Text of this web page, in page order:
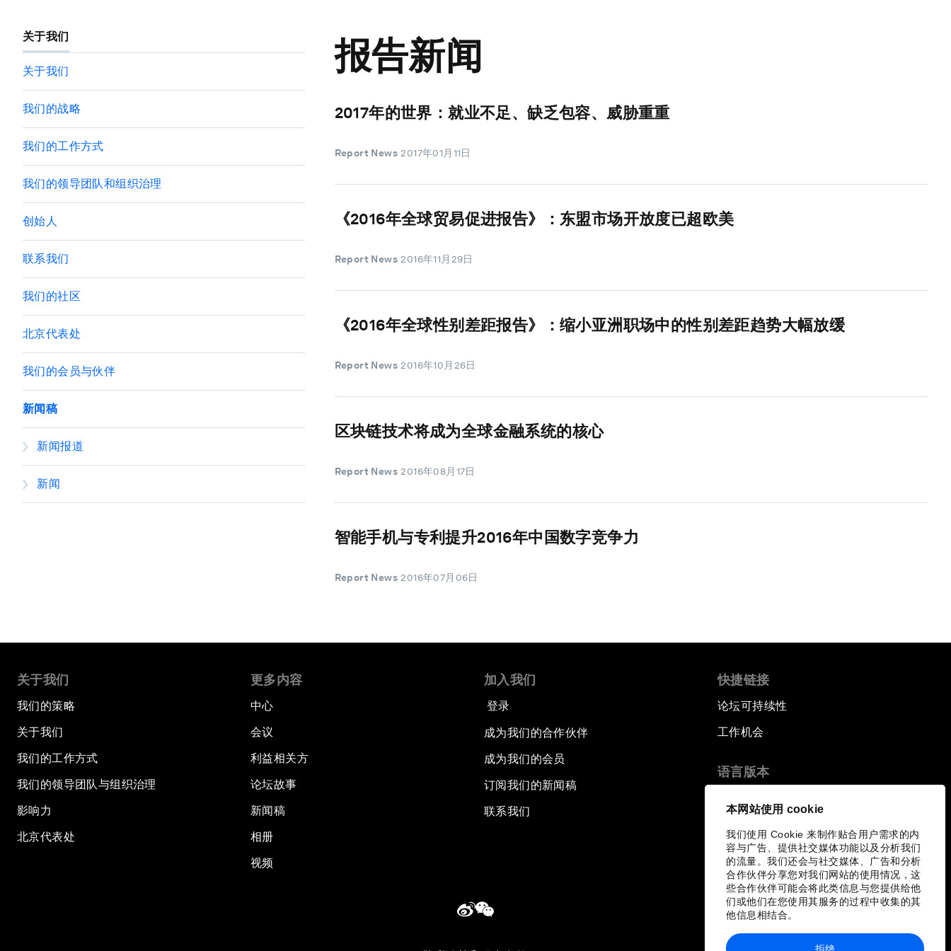
本网站使用 cookie
我们使用 Cookie 来制作贴合用户需求的内
容与广告、提供社交媒体功能以及分析我们
的流量。我们还会与社交媒体、广告和分析
合作伙伴分享您对我们网站的使用情况，这
些合作伙伴可能会将此类信息与您提供给他
们或他们在您使用其服务的过程中收集的其
他信息相结合。
拒绝
关于我们
关于我们
我们的战略
我们的工作方式
我们的领导团队和组织治理
创始人
联系我们
我们的社区
北京代表处
我们的会员与伙伴
新闻稿
新闻报道
新闻
报告新闻
2017年的世界：就业不足、缺乏包容、威胁重重
Report News 2017年01月11日
《2016年全球贸易促进报告》：东盟市场开放度已超欧美
Report News 2016年11月29日
《2016年全球性别差距报告》：缩小亚洲职场中的性别差距趋势大幅放缓
Report News 2016年10月26日
区块链技术将成为全球金融系统的核心
Report News 2016年08月17日
智能手机与专利提升2016年中国数字竞争力
Report News 2016年07月06日
关于我们
我们的策略
关于我们
我们的工作方式
我们的领导团队与组织治理
影响力
北京代表处
更多内容
中心
会议
利益相关方
论坛故事
新闻稿
相册
视频
加入我们
登录
成为我们的合作伙伴
成为我们的会员
订阅我们的新闻稿
联系我们
快捷链接
论坛可持续性
工作机会
语言版本